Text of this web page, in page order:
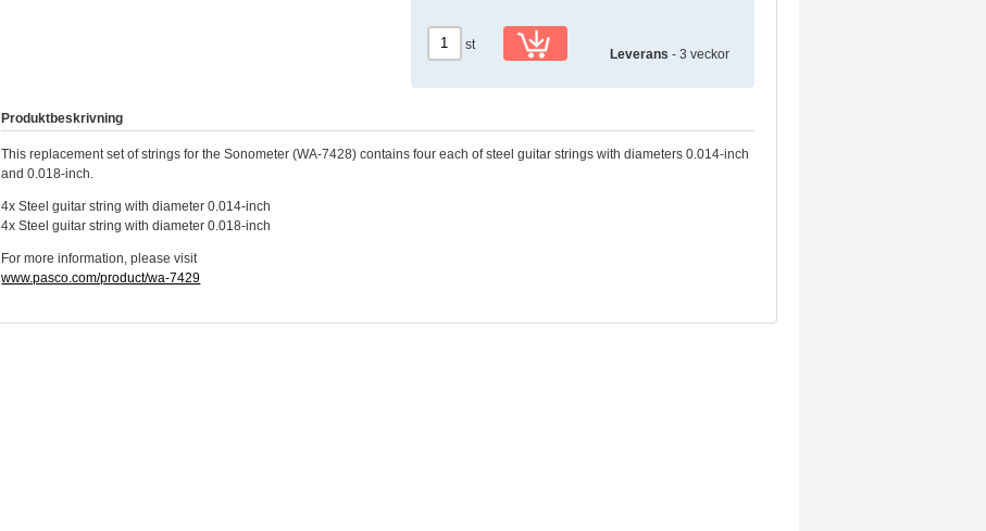
st
Leverans - 3 veckor
Produktbeskrivning
This replacement set of strings for the Sonometer (WA-7428) contains four each of steel guitar strings with diameters 0.014-inch
and 0.018-inch.
4x Steel guitar string with diameter 0.014-inch
4x Steel guitar string with diameter 0.018-inch
For more information, please visit
www.pasco.com/product/wa-7429